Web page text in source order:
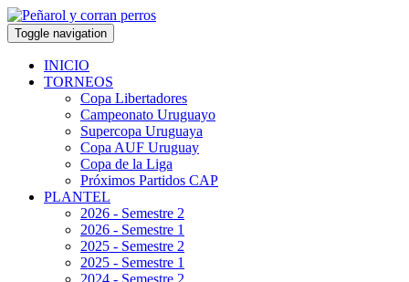
Toggle navigation
INICIO
TORNEOS
Copa Libertadores
Campeonato Uruguayo
Supercopa Uruguaya
Copa AUF Uruguay
Copa de la Liga
Próximos Partidos CAP
PLANTEL
2026 - Semestre 2
2026 - Semestre 1
2025 - Semestre 2
2025 - Semestre 1
2024 - Semestre 2